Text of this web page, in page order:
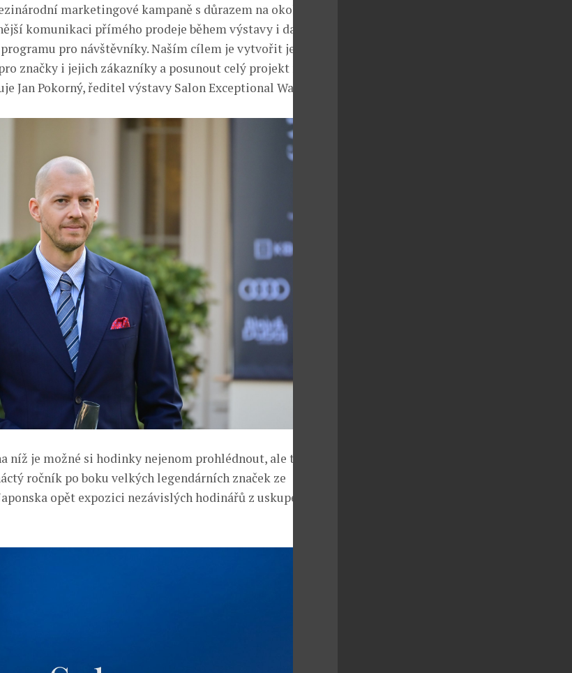
marketingové kampaně s důrazem na okolní
komunikaci přímého prodeje během výstavy i další
pro návštěvníky. Naším cílem je vytvořit ještě
značky i jejich zákazníky a posunout celý projekt na
Jan Pokorný, ředitel výstavy Salon Exceptional Watches.
níž je možné si hodinky nejenom prohlédnout, ale také i
ročník po boku velkých legendárních značek ze
opět expozici nezávislých hodinářů z uskupení